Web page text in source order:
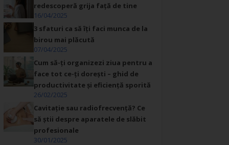
redescoperă grija față de tine
16/04/2025
3 sfaturi ca să îți faci munca de la
birou mai plăcută
07/04/2025
Cum să-ți organizezi ziua pentru a
face tot ce-ți dorești – ghid de
productivitate și eficiență sporită
26/02/2025
Cavitație sau radiofrecvență? Ce
să știi despre aparatele de slăbit
profesionale
30/01/2025